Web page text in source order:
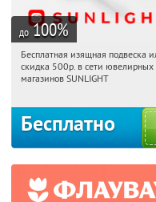
до 100%
19:23:18
Россия
Бесплатная изящная подвеска
скидка 500р. в сети ювелирных
магазинов SUNLIGHT
Бесплатно